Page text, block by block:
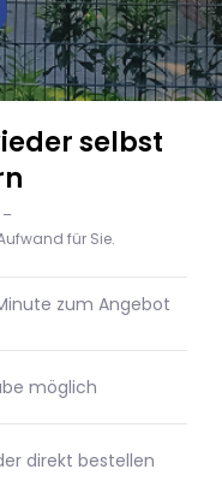
selbst
für Sie.
zum Angebot
möglich
direkt bestellen